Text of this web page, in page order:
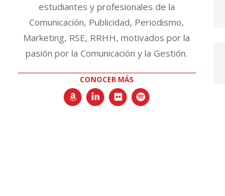
estudiantes y profesionales de la
Comunicación, Publicidad, Periodismo,
Marketing, RSE, RRHH, motivados por la
pasión por la Comunicación y la Gestión.
CONOCER MÁS